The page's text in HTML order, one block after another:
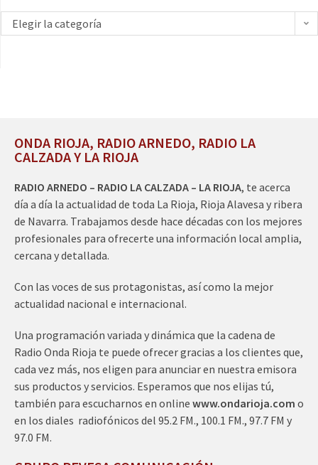
Elegir la categoría
ONDA RIOJA, RADIO ARNEDO, RADIO LA
CALZADA Y LA RIOJA
RADIO ARNEDO – RADIO LA CALZADA – LA RIOJA, te acerca
día a día la actualidad de toda La Rioja, Rioja Alavesa y ribera
de Navarra. Trabajamos desde hace décadas con los mejores
profesionales para ofrecerte una información local amplia,
cercana y detallada.
Con las voces de sus protagonistas, así como la mejor
actualidad nacional e internacional.
Una programación variada y dinámica que la cadena de
Radio Onda Rioja te puede ofrecer gracias a los clientes que,
cada vez más, nos eligen para anunciar en nuestra emisora
sus productos y servicios. Esperamos que nos elijas tú,
también para escucharnos en online www.ondarioja.com o
en los diales radiofónicos del 95.2 FM., 100.1 FM., 97.7 FM y
97.0 FM.